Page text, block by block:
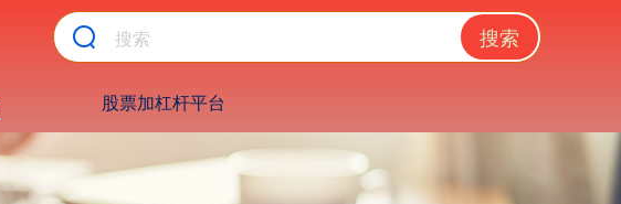
搜索
股票加杠杆平台